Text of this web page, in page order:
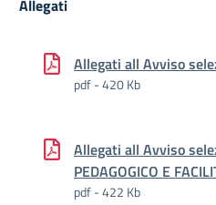
Allegati
Allegati all Avviso
pdf - 420 Kb
Allegati all Avviso
PEDAGOGICO E
pdf - 422 Kb